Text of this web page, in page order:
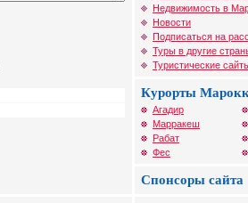
Недвижимость в
Новости
Подписаться на
Туры в другие
Туристические
Курорты
Агадир
Марракеш
Рабат
Фес
Спонсоры сайта